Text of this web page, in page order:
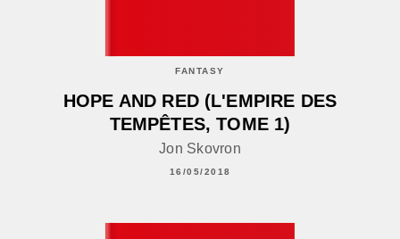
FANTASY
HOPE AND RED (L'EMPIRE DES
TEMPÊTES, TOME 1)
Jon Skovron
16/05/2018